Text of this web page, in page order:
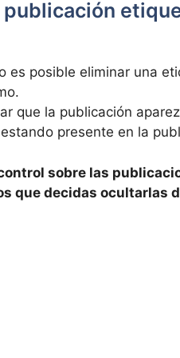
es posible eliminar una
que la publicación
presente en la
sobre las
que decidas ocultarlas